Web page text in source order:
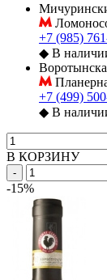
+7 (985)
◆ В
+7 (499)
◆ В
В КОРЗИНУ
-
-15%